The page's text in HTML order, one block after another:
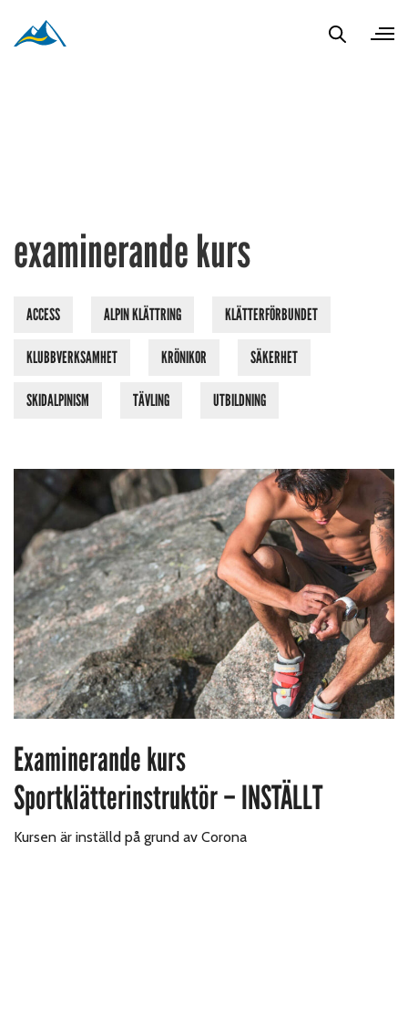
examinerande kurs
ACCESS ALPIN KLÄTTRING KLÄTTERFÖRBUNDET
KLUBBVERKSAMHET KRÖNIKOR SÄKERHET
SKIDALPINISM TÄVLING UTBILDNING
Examinerande kurs
Sportklätterinstruktör – INSTÄLLT
Kursen är inställd på grund av Corona